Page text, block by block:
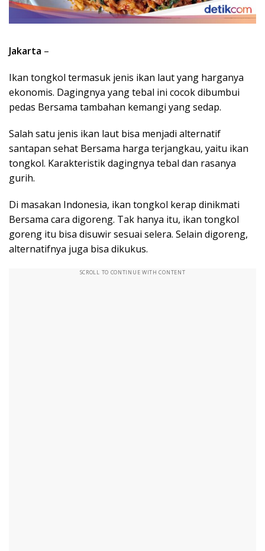
Jakarta –
Ikan tongkol termasuk jenis ikan laut yang harganya
ekonomis. Dagingnya yang tebal ini cocok dibumbui
pedas Bersama tambahan kemangi yang sedap.
Salah satu jenis ikan laut bisa menjadi alternatif
santapan sehat Bersama harga terjangkau, yaitu ikan
tongkol. Karakteristik dagingnya tebal dan rasanya
gurih.
Di masakan Indonesia, ikan tongkol kerap dinikmati
Bersama cara digoreng. Tak hanya itu, ikan tongkol
goreng itu bisa disuwir sesuai selera. Selain digoreng,
alternatifnya juga bisa dikukus.
SCROLL TO CONTINUE WITH CONTENT